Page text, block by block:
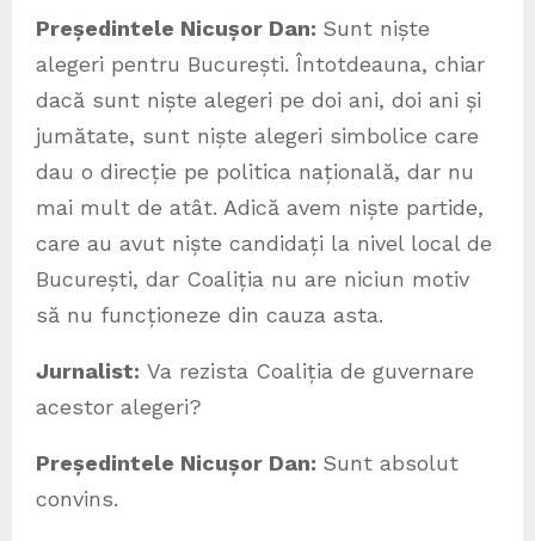
Președintele Nicușor Dan: Sunt niște
alegeri pentru București. Întotdeauna, chiar
dacă sunt niște alegeri pe doi ani, doi ani și
jumătate, sunt niște alegeri simbolice care
dau o direcție pe politica națională, dar nu
mai mult de atât. Adică avem niște partide,
care au avut niște candidați la nivel local de
București, dar Coaliția nu are niciun motiv
să nu funcționeze din cauza asta.
Jurnalist: Va rezista Coaliția de guvernare
acestor alegeri?
Președintele Nicușor Dan: Sunt absolut
convins.